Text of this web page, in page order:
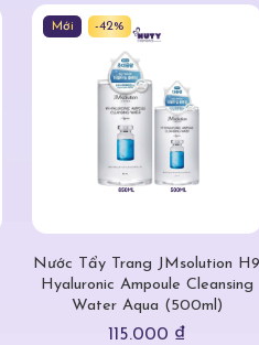
Mới -42%
Nước Tẩy Trang JMsolution H9
Hyaluronic Ampoule Cleansing
Water Aqua (500ml)
115.000 ₫